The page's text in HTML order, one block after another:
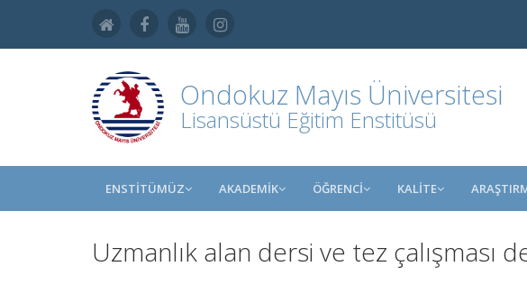
Ondokuz Mayıs Üniversitesi
Lisansüstü Eğitim Enstitüsü
ENSTİTÜMÜZ AKADEMİK ÖĞRENCİ KALİTE
Uzmanlık alan dersi ve tez çalışması